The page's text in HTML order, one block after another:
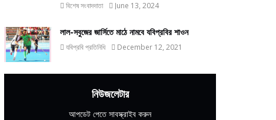
বিশেষ সংবাদদাতা June 13, 2024
লাল-সবুজের জার্সিতে মাঠে নামবে যবিপ্রবির শাওন
যবিপ্রবি প্রতিনিধি December 12, 2021
নিউজলেটার
আপডেট পেতে সাবস্ক্রাইব করুন